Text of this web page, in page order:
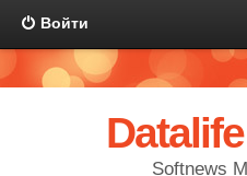
Войти
Softnews